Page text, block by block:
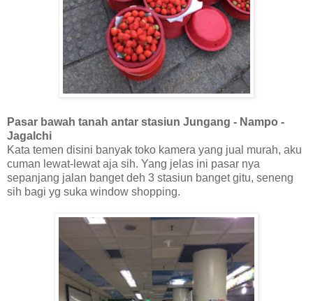
Pasar bawah tanah antar stasiun Jungang - Nampo -
Jagalchi
Kata temen disini banyak toko kamera yang jual murah, aku
cuman lewat-lewat aja sih. Yang jelas ini pasar nya
sepanjang jalan banget deh 3 stasiun banget gitu, seneng
sih bagi yg suka window shopping.